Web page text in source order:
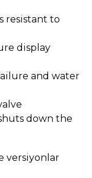
resistant to
display
and water
down the
versiyonlar